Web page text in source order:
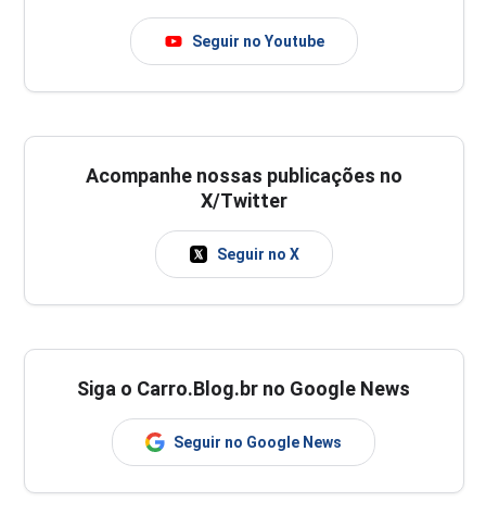
Seguir no Youtube
Acompanhe nossas publicações no
X/Twitter
Seguir no X
Siga o Carro.Blog.br no Google News
Seguir no Google News